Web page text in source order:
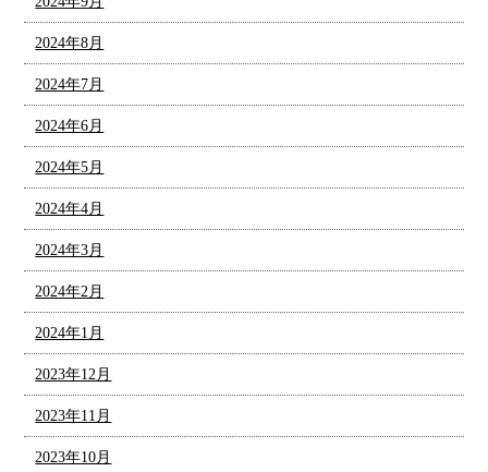
2024年8月
2024年7月
2024年6月
2024年5月
2024年4月
2024年3月
2024年2月
2024年1月
2023年12月
2023年11月
2023年10月